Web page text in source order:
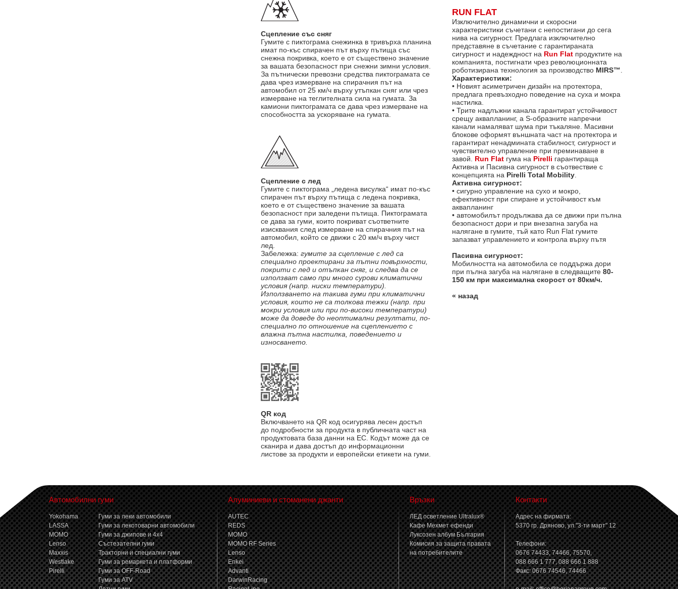
Сцепление със сняг
Гумите с пиктограма снежинка в тривърха планина
имат по-къс спирачен път върху пътища със
снежна покривка, което е от съществено значение
за вашата безопасност при снежни зимни условия.
За пътнически превозни средства пиктограмата се
дава чрез измерване на спирачния път на
автомобил от 25 км/ч върху утъпкан сняг или чрез
измерване на теглителната сила на гумата. За
камиони пиктограмата се дава чрез измерване на
способността за ускоряване на гумата.
Сцепление с лед
Гумите с пиктограма „ледена висулка“ имат по-къс
спирачен път върху пътища с ледена покривка,
което е от съществено значение за вашата
безопасност при заледени пътища. Пиктограмата
се дава за гуми, които покриват съответните
изисквания след измерване на спирачния път на
автомобил, който се движи с 20 км/ч върху чист
лед.
Забележка: гумите за сцепление с лед са
специално проектирани за пътни повърхности,
покрити с лед и отъпкан сняг, и следва да се
използват само при много сурови климатични
условия (напр. ниски температури).
Използването на такива гуми при климатични
условия, които не са толкова тежки (напр. при
мокри условия или при по-високи температури)
може да доведе до неоптимални резултати, по-
специално по отношение на сцеплението с
влажна пътна настилка, поведението и
износването.
QR код
Включването на QR код осигурява лесен достъп
до подробности за продукта в публичната част на
продуктовата база данни на ЕС. Кодът може да се
сканира и дава достъп до информационни
листове за продукти и европейски етикети на гуми.
RUN FLAT
Изключително динамични и скоросни
характеристики съчетани с непостигани до сега
нива на сигурност. Предлага изключително
представяне в съчетание с гарантираната
сигурност и надеждност на Run Flat продуктите на
компанията, постигнати чрез революционната
роботизирана технология за производство MIRS™
Характеристики:
• Новият асиметричен дизайн на протектора,
предлага превъзхoдно поведение на суха и мокра
настилка.
• Трите надлъжни канала гарантират устойчивост
срещу аквапланинг, а S-образните напречни
канали намаляват шума при тъкаляне. Масивни
блокове оформят външната част на протектора и
гарантират ненадмината стабилност, сигурност и
чувствително управление при преминаване в
завой. Run Flat гума на Pirelli гарантираща
Активна и Пасивна сигурност в съотвествие с
концепцията на Pirelli Total Mobility
Активна сигурност:
• сигурно управление на сухо и мокро,
ефективност при спиране и устойчивост към
аквапланинг
• автомобилът продължава да се движи при пълна
безопасност дори и при внезапна загуба на
налягане в гумите, тъй като Run Flat гумите
запазват управлението и контрола върху пътя
Пасивна сигурност:
Мобилността на автомобила се поддържа дори
при пълна загуба на налягане в следващите 80-
150 км при максимална скорост от 80км/ч.
« назад
Автомобилни гуми
Yokohama
LASSA
MOMO
Lenso
Maxxis
Westlake
Pirelli
Гуми за леки автомобили
Гуми за лекотоварни автомобили
Гуми за джипове и 4x4
Състезателни гуми
Тракторни и специални гуми
Гуми за ремаркета и платформи
Гуми за OFF-Road
Гуми за ATV
Алуминиеви и стоманени джанти
AUTEC
REDS
MOMO
MOMO RF Series
Lenso
Enkei
Advanti
DarwinRacing
Връзки
ЛЕД осветление Ultralux®
Кафе Мехмет ефенди
Луксозен албум България
Комисия за защита правата
на потребителите
Контакти
Адрес на фирмата:
5370 гр. Дряново, ул."3-ти март" 12
Телефони:
0676 74433, 74466, 75570,
088 666 1 777, 088 666 1 888
Факс: 0676 74546, 74466